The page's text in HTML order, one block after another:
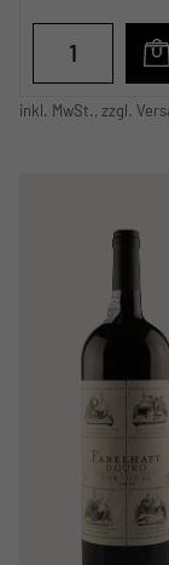
inkl. MwSt., zzgl.